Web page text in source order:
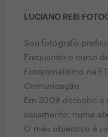
LUCIANO REIS
Sou fotógrafo
Frequentei o curso
Fotojornalismo na
Comunicação.
Em 2009 descobri
casamento, numa
O meu objectivo é